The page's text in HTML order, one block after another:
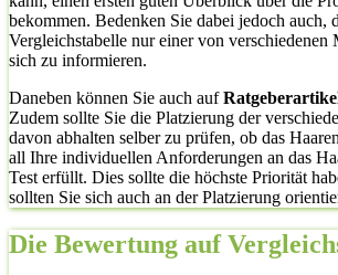
bekommen. Bedenken Sie dabei jedoch auch,
Vergleichstabelle nur einer von verschiedenen
sich zu informieren.
Daneben können Sie auch auf
Zudem sollte Sie die Platzierung der
davon abhalten selber zu prüfen, ob das
all Ihre individuellen Anforderungen an das
Test erfüllt. Dies sollte die höchste Priorität
sollten Sie sich auch an der Platzierung
Die Bewertung auf